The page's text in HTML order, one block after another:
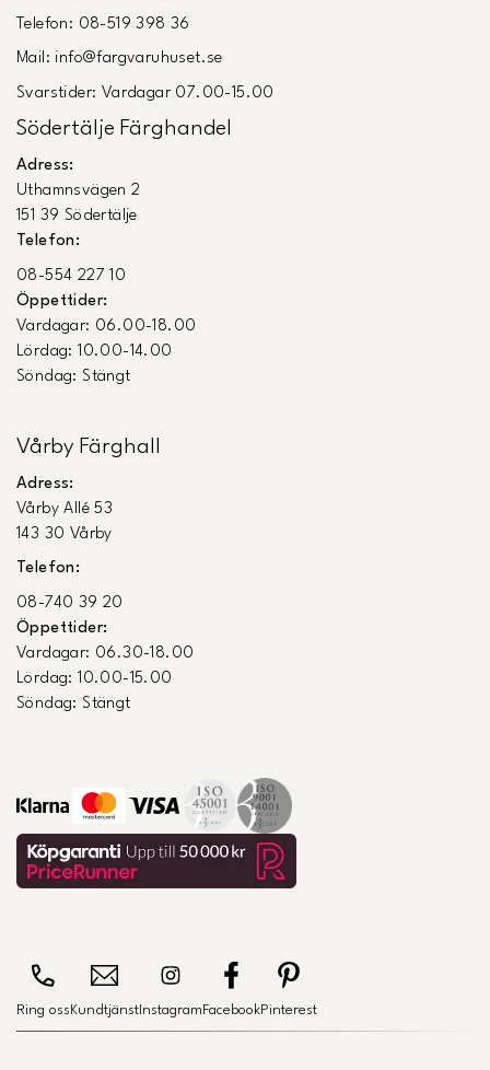
Telefon: 08-519 398 36
Mail: info@fargvaruhuset.se
Svarstider: Vardagar 07.00-15.00
Södertälje Färghandel
Adress:
Uthamnsvägen 2
151 39 Södertälje
Telefon:
08-554 227 10
Öppettider:
Vardagar: 06.00-18.00
Lördag: 10.00-14.00
Söndag: Stängt
Vårby Färghall
Adress:
Vårby Allé 53
143 30 Vårby
Telefon:
08-740 39 20
Öppettider:
Vardagar: 06.30-18.00
Lördag: 10.00-15.00
Söndag: Stängt
Ring oss Kundtjänst Instagram FacebookPinterest